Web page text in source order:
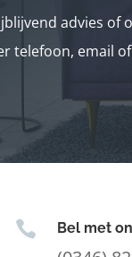
advies of
telefoon, email
 Bel met